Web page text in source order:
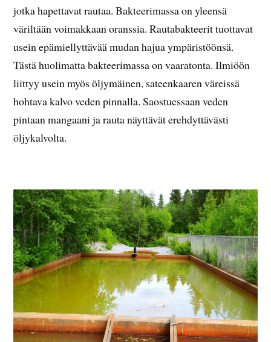
jotka hapettavat rautaa. Bakteerimassa on yleensä
väriltään voimakkaan oranssia. Rautabakteerit tuottavat
usein epämiellyttävää mudan hajua ympäristöönsä.
Tästä huolimatta bakteerimassa on vaaratonta. Ilmiöön
liittyy usein myös öljymäinen, sateenkaaren väreissä
hohtava kalvo veden pinnalla. Saostuessaan veden
pintaan mangaani ja rauta näyttävät erehdyttävästi
öljykalvolta.